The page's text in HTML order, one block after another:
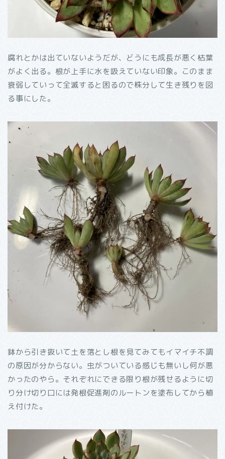
腐れとかは出ていないようだが、どうにも成長が悪く枯葉
がよく出る。根が上手に水を吸えていない印象。このまま
衰弱していって全滅すると困るので株分して生き残りを図
る事にした。
鉢から引き抜いて土を落とし根を見てみてもイマイチ不調
の原因が分からない。虫がついている感じも無いし何が悪
かったのやら。それぞれにできる限り根が残せるように切
り分け切り口には発根促進剤のルートンを塗布してから植
え付けた。